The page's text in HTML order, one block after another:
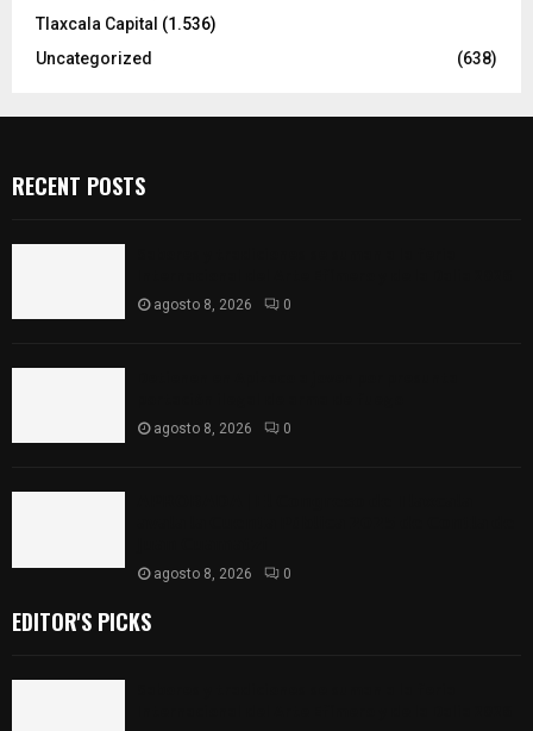
Tlaxcala Capital (1.536)
Uncategorized
(638)
RECENT POSTS
agosto 8, 2026 0
agosto 8, 2026 0
agosto 8, 2026 0
EDITOR'S PICKS